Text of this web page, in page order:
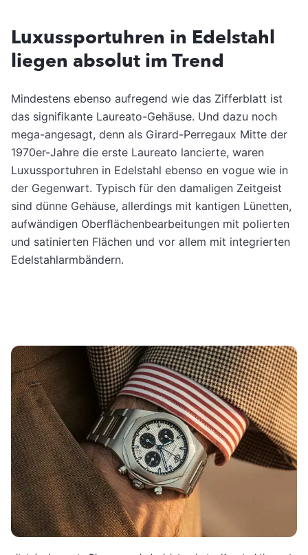
Luxussportuhren in Edelstahl
liegen absolut im Trend
Mindestens ebenso aufregend wie das Zifferblatt ist
das signiﬁkante Laureato-Gehäuse. Und dazu noch
mega-angesagt, denn als Girard-Perregaux Mitte der
1970er-Jahre die erste Laureato lancierte, waren
Luxussportuhren in Edelstahl ebenso en vogue wie in
der Gegenwart. Typisch für den damaligen Zeitgeist
sind dünne Gehäuse, allerdings mit kantigen Lünetten,
aufwändigen Oberﬂächenbearbeitungen mit polierten
und satinierten Flächen und vor allem mit integrierten
Edelstahlarmbändern.